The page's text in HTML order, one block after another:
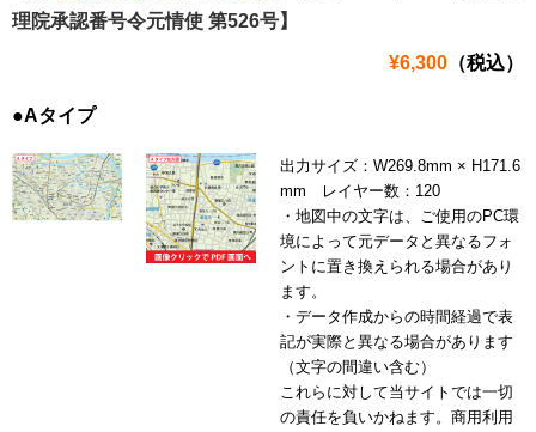
理院承認番号令元情使 第526号】
¥6,300 （税込）
●Aタイプ
出力サイズ：W269.8mm × H171.6
mm レイヤー数：120
・地図中の文字は、ご使用のPC環
境によって元データと異なるフォ
ントに置き換えられる場合があり
ます。
・データ作成からの時間経過で表
記が実際と異なる場合があります
（文字の間違い含む）
これらに対して当サイトでは一切
の責任を負いかねます。商用利用